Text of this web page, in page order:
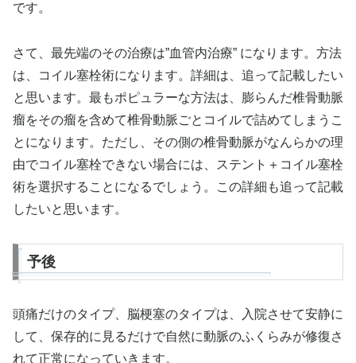
です。
さて、最先端のその治療は”血管内治療” になります。方法
は、コイル塞栓術になります。詳細は、追って記載したい
と思います。最もポピュラーな方法は、膨らんだ椎骨動脈
瘤をその瘤を含めて椎骨動脈ごとコイルで詰めてしまうこ
とになります。ただし、その側の椎骨動脈がなんらかの理
由でコイル塞栓できない場合には、ステント＋コイル塞栓
術を選択することになるでしょう。この詳細も追って記載
したいと思います。
予後
頭痛だけのタイプ、脳梗塞のタイプは、入院させて安静に
して、保存的に見るだけで自然に動脈のふくらみが修復さ
れて正常になっていきます。